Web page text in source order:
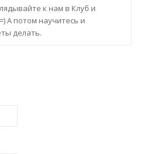
к нам в Клуб и
А потом научитесь и
делать.